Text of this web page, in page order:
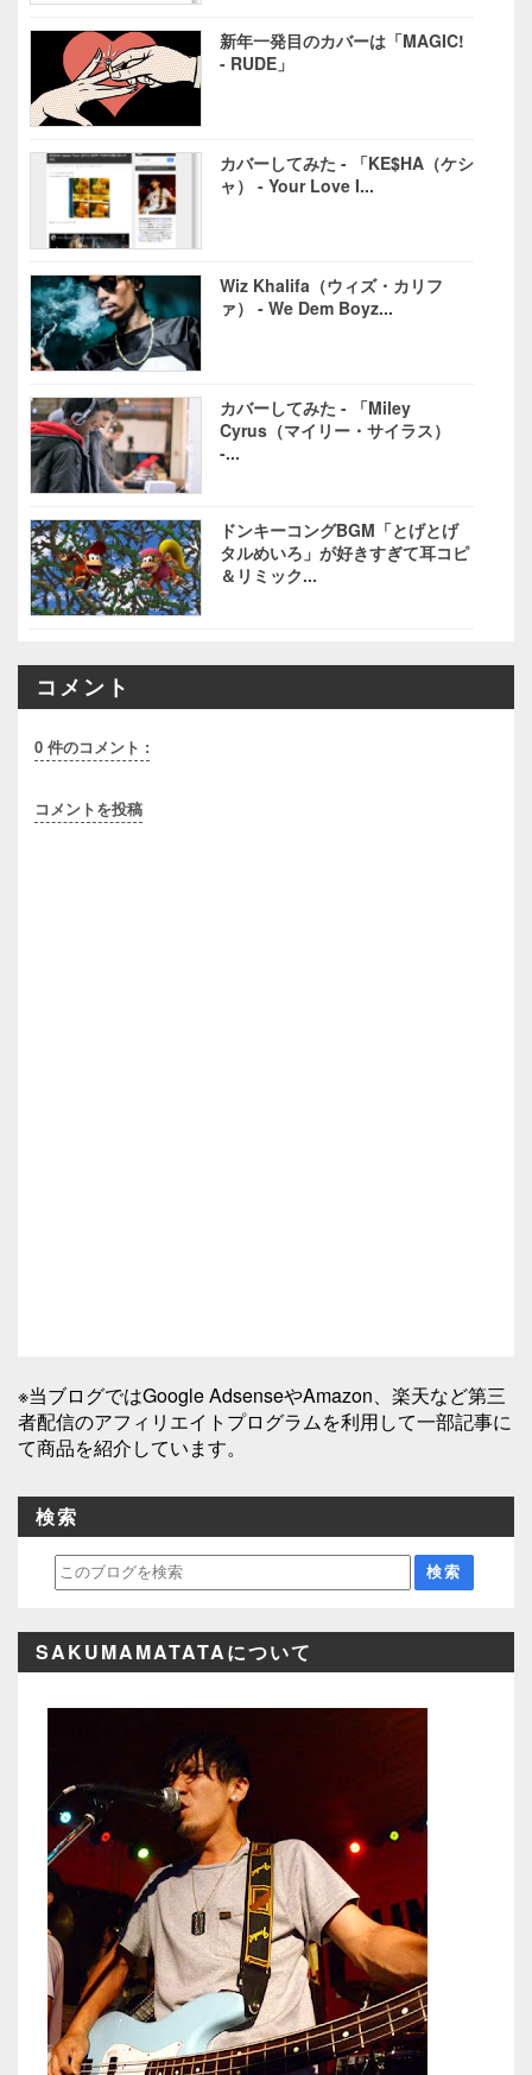
新年一発目のカバーは「MAGIC!
- RUDE」
カバーしてみた - 「KE$HA（ケシ
ャ） - Your Love I...
Wiz Khalifa（ウィズ・カリフ
ァ） - We Dem Boyz...
カバーしてみた - 「Miley
Cyrus（マイリー・サイラス）
-...
ドンキーコングBGM「とげとげ
タルめいろ」が好きすぎて耳コピ
＆リミック...
コメント
0 件のコメント :
コメントを投稿
※当ブログではGoogle AdsenseやAmazon、楽天など第三
者配信のアフィリエイトプログラムを利用して一部記事に
て商品を紹介しています。
検索
SAKUMAMATATAについて